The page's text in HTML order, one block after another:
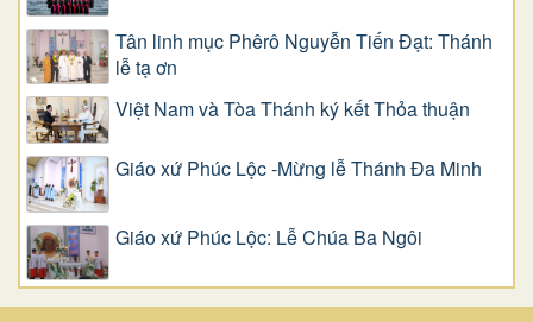
Tân linh mục Phêrô Nguyễn Tiến Đạt: Thánh
lễ tạ ơn
Việt Nam và Tòa Thánh ký kết Thỏa thuận
Giáo xứ Phúc Lộc -Mừng lễ Thánh Đa Minh
Giáo xứ Phúc Lộc: Lễ Chúa Ba Ngôi